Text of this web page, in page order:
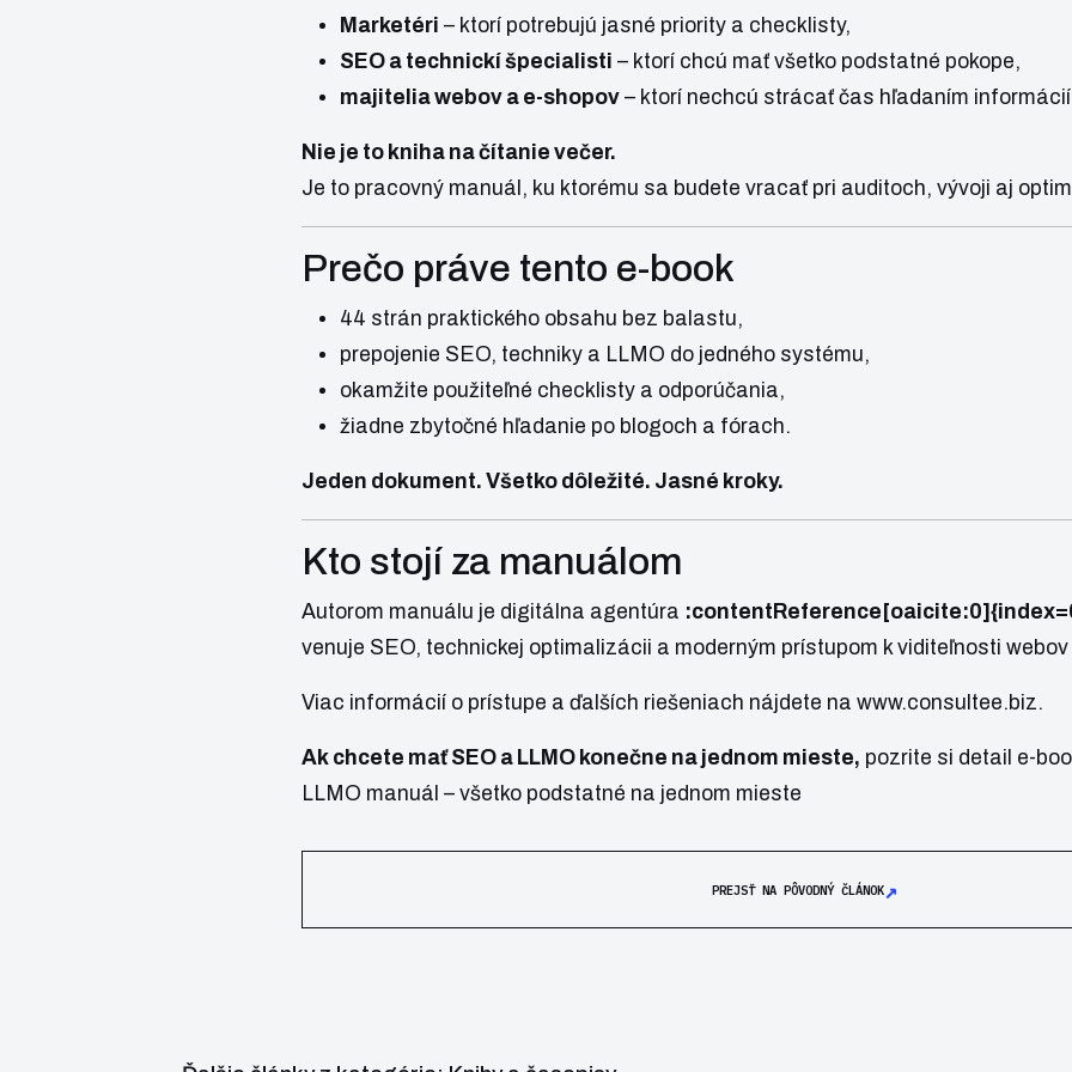
Marketéri – ktorí potrebujú jasné priority a checklisty,
SEO a technickí špecialisti – ktorí chcú mať všetko podstatné pokope,
majitelia webov a e-shopov – ktorí nechcú strácať čas hľadaním
Nie je to kniha na čítanie večer.
Je to pracovný manuál, ku ktorému sa budete vracať pri auditoch, vývoji aj
Prečo práve tento e-book
44 strán praktického obsahu bez balastu,
prepojenie SEO, techniky a LLMO do jedného systému,
okamžite použiteľné checklisty a odporúčania,
žiadne zbytočné hľadanie po blogoch a fórach.
Jeden dokument. Všetko dôležité. Jasné kroky.
Kto stojí za manuálom
Autorom manuálu je digitálna agentúra
venuje SEO, technickej optimalizácii a moderným prístupom k viditeľnosti
Viac informácií o prístupe a ďalších riešeniach nájdete na www.consultee.biz.
Ak chcete mať SEO a LLMO konečne na jednom mieste, pozrite si detail e-
LLMO manuál – všetko podstatné na jednom mieste
PREJSŤ NA PÔVODNÝ ČLÁNOK↗